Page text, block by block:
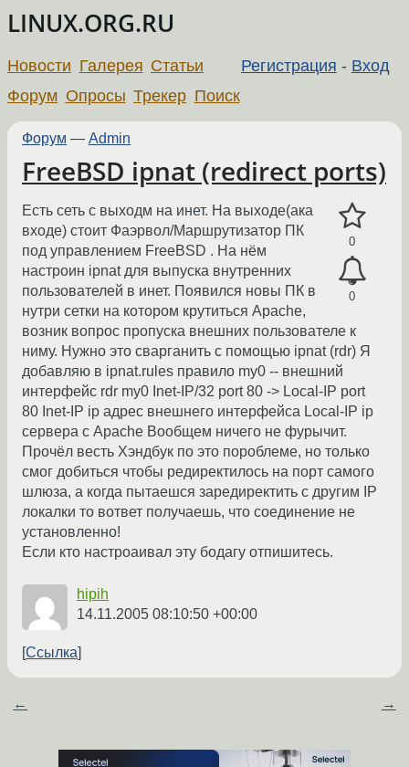
LINUX.ORG.RU
Регистрация - Вход
Новости Галерея Статьи
Форум Опросы Трекер Поиск
Форум — Admin
FreeBSD ipnat (redirect ports)
0
0
Есть сеть с выходм на инет. На выходе(ака
входе) стоит Фаэрвол/Маршрутизатор ПК
под управлением FreeBSD . На нём
настроин ipnat для выпуска внутренних
пользователей в инет. Появился новы ПК в
нутри сетки на котором крутиться Apache,
возник вопрос пропуска внешних пользователе к
ниму. Нужно это сварганить с помощью ipnat (rdr) Я
добавляю в ipnat.rules правило my0 -- внешний
интерфейс rdr my0 Inet-IP/32 port 80 -> Local-IP port
80 Inet-IP ip адрес внешнего интерфейса Local-IP ip
сервера с Apache Вообщем ничего не фурычит.
Прочёл весть Хэндбук по это пороблеме, но только
смог добиться чтобы редиректилось на порт самого
шлюза, а когда пытаешся заредиректить с другим IP
локалки то вответ получаешь, что соединение не
установленно!
Если кто настроаивал эту бодагу отпишитесь.
hipih
14.11.2005 08:10:50 +00:00
Ссылка
← →